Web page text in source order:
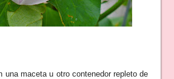
una maceta u otro contenedor repleto de